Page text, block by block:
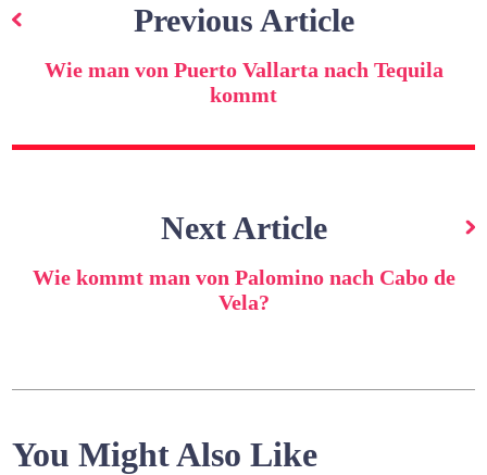
Previous Article
Wie man von Puerto Vallarta nach Tequila
kommt
Next Article
Wie kommt man von Palomino nach Cabo de
Vela?
You Might Also Like